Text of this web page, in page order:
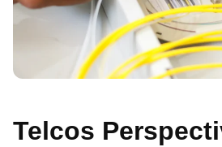
Telcos